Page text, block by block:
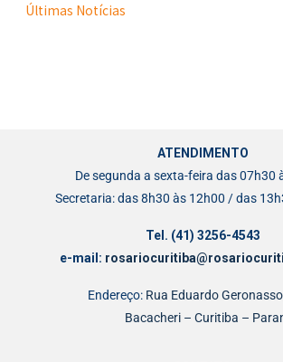
Últimas Notícias
ATENDIMENTO
De segunda a sexta-feira das 07h30
Secretaria: das 8h30 às 12h00 / das
Tel. (41) 3256-4543
e-mail:
Endereço: Rua Eduardo
Bacacheri – Curitiba –